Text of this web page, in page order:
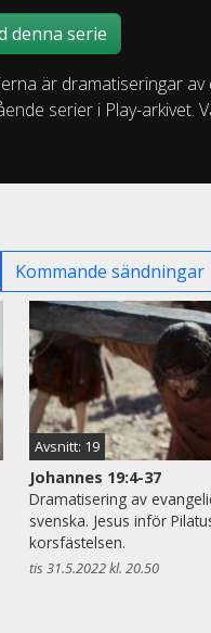
denna serie
är dramatiseringar
serier i Play-arkivet.
Kommande sändningar
Avsnitt: 19
Johannes 19:4-37
Dramatisering av
svenska. Jesus inför
korsfästelsen.
tis 31.5.2022 kl. 20.50